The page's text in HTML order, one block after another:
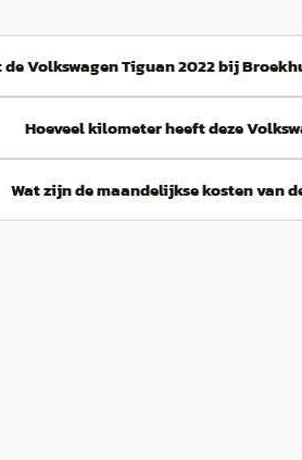
de Volkswagen Tiguan 2022 bij
Hoeveel kilometer heeft deze
Wat zijn de maandelijkse kosten van